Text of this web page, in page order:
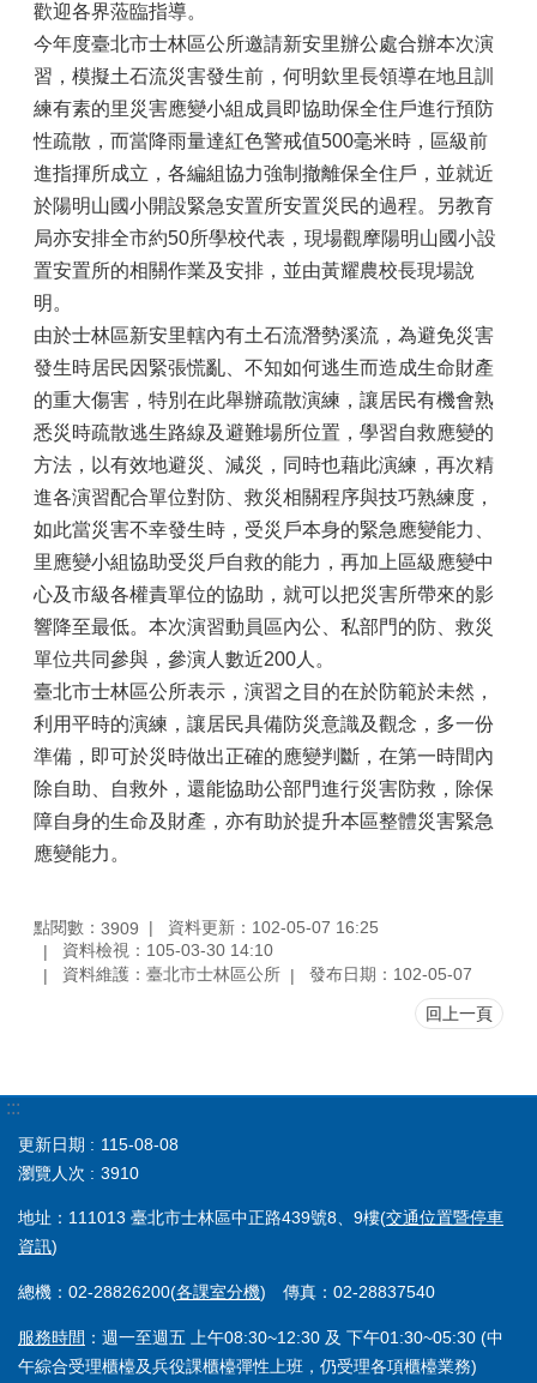
歡迎各界蒞臨指導。
今年度臺北市士林區公所邀請新安里辦公處合辦本次演
習，模擬土石流災害發生前，何明欽里長領導在地且訓
練有素的里災害應變小組成員即協助保全住戶進行預防
性疏散，而當降雨量達紅色警戒值500毫米時，區級前
進指揮所成立，各編組協力強制撤離保全住戶，並就近
於陽明山國小開設緊急安置所安置災民的過程。另教育
局亦安排全市約50所學校代表，現場觀摩陽明山國小設
置安置所的相關作業及安排，並由黃耀農校長現場說
明。
由於士林區新安里轄內有土石流潛勢溪流，為避免災害
發生時居民因緊張慌亂、不知如何逃生而造成生命財產
的重大傷害，特別在此舉辦疏散演練，讓居民有機會熟
悉災時疏散逃生路線及避難場所位置，學習自救應變的
方法，以有效地避災、減災，同時也藉此演練，再次精
進各演習配合單位對防、救災相關程序與技巧熟練度，
如此當災害不幸發生時，受災戶本身的緊急應變能力、
里應變小組協助受災戶自救的能力，再加上區級應變中
心及市級各權責單位的協助，就可以把災害所帶來的影
響降至最低。本次演習動員區內公、私部門的防、救災
單位共同參與，參演人數近200人。
臺北市士林區公所表示，演習之目的在於防範於未然，
利用平時的演練，讓居民具備防災意識及觀念，多一份
準備，即可於災時做出正確的應變判斷，在第一時間內
除自助、自救外，還能協助公部門進行災害防救，除保
障自身的生命及財產，亦有助於提升本區整體災害緊急
應變能力。
點閱數： 3909
資料更新：102-05-07 16:25
資料檢視：105-03-30 14:10
資料維護：臺北市士林區公所
發布日期：102-05-07
回上一頁
:::
更新日期
115-08-08
瀏覽人次
3910
地址：111013 臺北市士林區中正路439號8、9樓(交通位置暨停車
資訊)
總機：02-28826200(各課室分機) 傳真：02-28837540
服務時間 ：週一至週五 上午08:30~12:30 及 下午01:30~05:30 (中
午綜合受理櫃檯及兵役課櫃檯彈性上班，仍受理各項櫃檯業務)